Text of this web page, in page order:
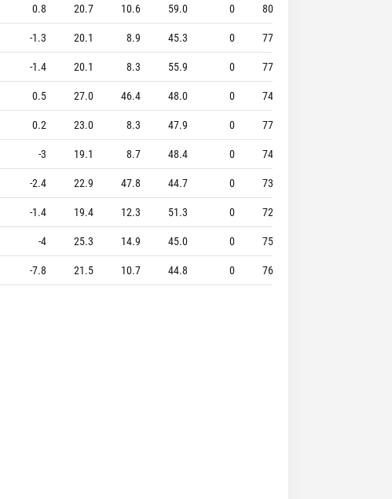
0.8 20.7 10.6 59.0 0 80.0
-1.3 20.1 8.9 45.3 0 77.2
-1.4 20.1 8.3 55.9 0 77.5
0.5 27.0 46.4 48.0 0 74.2
0.2 23.0 8.3 47.9 0 77.5
-3 19.1 8.7 48.4 0 74.8
-2.4 22.9 47.8 44.7 0 73.9
-1.4 19.4 12.3 51.3 0 72.9
-4 25.3 14.9 45.0 0 75.3
-7.8 21.5 10.7 44.8 0 76.4